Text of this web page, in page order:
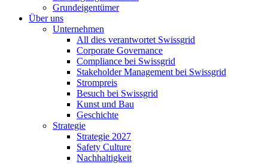
Grundeigentümer
Über uns
Unternehmen
All dies verantwortet Swissgrid
Corporate Governance
Compliance bei Swissgrid
Stakeholder Management bei Swissgrid
Strompreis
Besuch bei Swissgrid
Kunst und Bau
Geschichte
Strategie
Strategie 2027
Safety Culture
Nachhaltigkeit